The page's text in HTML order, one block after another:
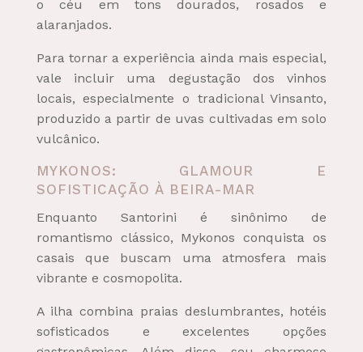
o céu em tons dourados, rosados e
alaranjados.
Para tornar a experiência ainda mais especial,
vale incluir uma degustação dos vinhos
locais, especialmente o tradicional Vinsanto,
produzido a partir de uvas cultivadas em solo
vulcânico.
MYKONOS: GLAMOUR E
SOFISTICAÇÃO À BEIRA-MAR
Enquanto Santorini é sinônimo de
romantismo clássico, Mykonos conquista os
casais que buscam uma atmosfera mais
vibrante e cosmopolita.
A ilha combina praias deslumbrantes, hotéis
sofisticados e excelentes opções